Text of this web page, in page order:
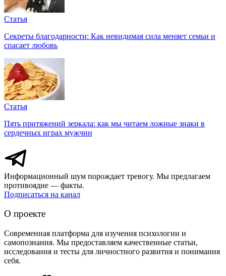
Статья
Секреты благодарности: Как невидимая сила меняет семьи и
спасает любовь
Статья
Пять притяжений зеркала: как мы читаем ложные знаки в
сердечных играх мужчин
Информационный шум порождает тревогу. Мы предлагаем
противоядие — факты.
Подписаться на канал
О проекте
Современная платформа для изучения психологии и
самопознания. Мы предоставляем качественные статьи,
исследования и тесты для личностного развития и понимания
себя.